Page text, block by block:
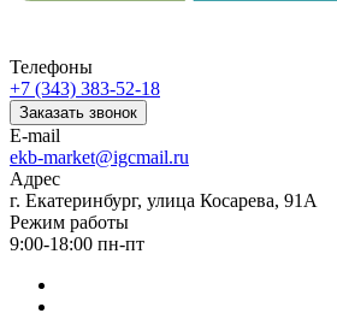
Телефоны
+7 (343) 383-52-18
Заказать звонок
E-mail
ekb-market@igcmail.ru
Адрес
г. Екатеринбург, улица Косарева, 91А
Режим работы
9:00-18:00 пн-пт